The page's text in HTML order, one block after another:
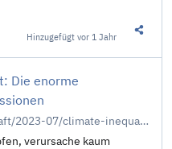
Hinzugefügtvor 1 Jahr
Die enorme
https://www.zeit.de/wirtschaft/2023-07/climate-inequality-report-klimawandel-ungleichheit-weltweit
verursache kaum